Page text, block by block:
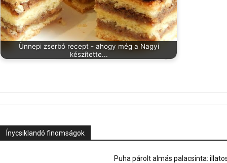
Ünnepi zserbó recept - ahogy még a Nagyi
készítette...
Ínycsiklandó finomságok
Puha párolt almás palacsinta: